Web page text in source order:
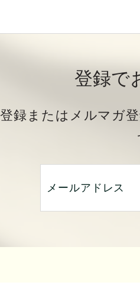
登録で
録またはメルマガ